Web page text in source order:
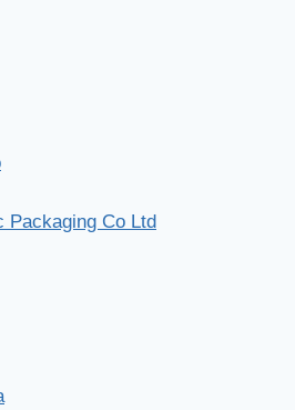
Packaging Co Ltd